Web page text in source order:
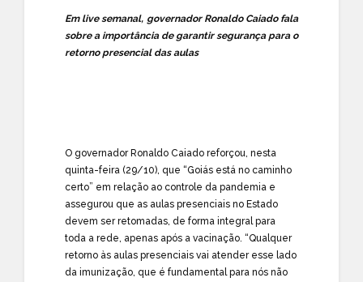
Em live semanal, governador Ronaldo Caiado fala
sobre a importância de garantir segurança para o
retorno presencial das aulas
O governador Ronaldo Caiado reforçou, nesta
quinta-feira (29/10), que “Goiás está no caminho
certo” em relação ao controle da pandemia e
assegurou que as aulas presenciais no Estado
devem ser retomadas, de forma integral para
toda a rede, apenas após a vacinação. “Qualquer
retorno às aulas presenciais vai atender esse lado
da imunização, que é fundamental para nós não